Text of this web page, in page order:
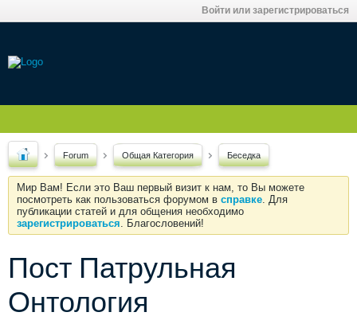
Войти или зарегистрироваться
Forum Общая Категория Беседка
Мир Вам! Если это Ваш первый визит к нам, то Вы можете
посмотреть как пользоваться форумом в справке. Для
публикации статей и для общения необходимо
зарегистрироваться. Благословений!
Пост Патрульная
Онтология